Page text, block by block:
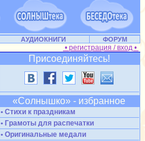
АУДИОКНИГИ ФОРУМ
• регистрация / вход •
Присоединяйтесь!
«Солнышко» - избранное
• Стихи к праздникам
• Грамоты для распечатки
• Оригинальные медали